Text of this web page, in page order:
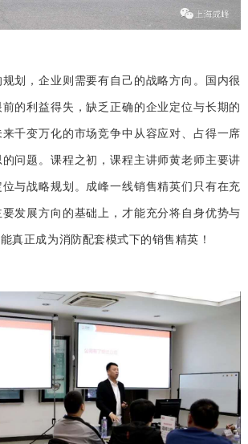
划，企业则需要有自己的战略方向。国内很
的利益得失，缺乏正确的企业定位与长期的
千变万化的市场竞争中从容应对、占得一席
问题。课程之初，课程主讲师黄老师主要讲
与战略规划。成峰一线销售精英们只有在充
发展方向的基础上，才能充分将自身优势与
真正成为消防配套模式下的销售精英！